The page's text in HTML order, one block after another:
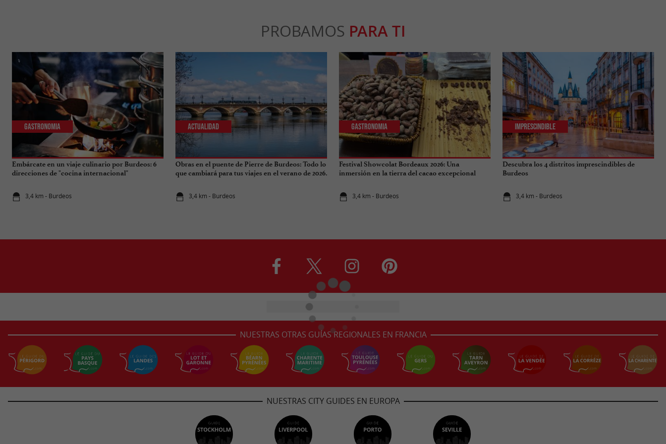
PROBAMOS PARA TI
Embárcate en un viaje culinario por Burdeos: 6
direcciones de "cocina internacional"
3,4 km - Burdeos
Gastronomia
Obras en el puente de Pierre de Burdeos: Todo lo
que cambiará para tus viajes en el verano de 2026.
3,4 km - Burdeos
Actualidad
Festival Showcolat Bordeaux 2026: Una
inmersión en la tierra del cacao excepcional
3,4 km - Burdeos
Gastronomia
Descubra los 4 distritos imprescindibles de
Burdeos
3,4 km - Burdeos
Imprescindible
NUESTRAS OTRAS GUÍAS REGIONALES EN FRANCIA
NUESTRAS CITY GUIDES EN EUROPA